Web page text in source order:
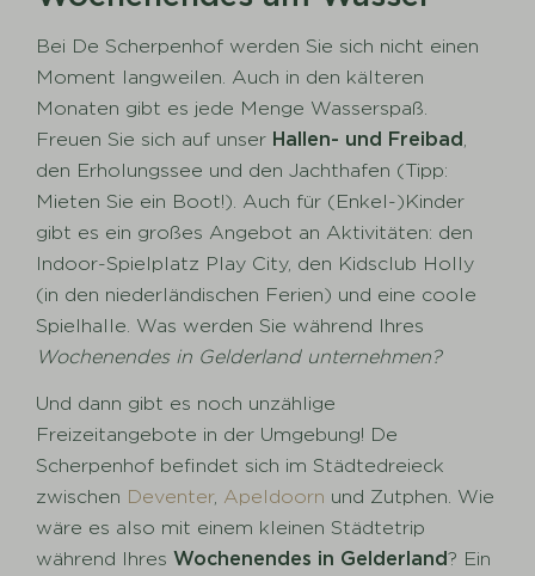
Bei De Scherpenhof werden Sie sich nicht einen
Moment langweilen. Auch in den kälteren
Monaten gibt es jede Menge Wasserspaß.
Freuen Sie sich auf unser Hallen- und Freibad,
den Erholungssee und den Jachthafen (Tipp:
Mieten Sie ein Boot!). Auch für (Enkel-)Kinder
gibt es ein großes Angebot an Aktivitäten: den
Indoor-Spielplatz Play City, den Kidsclub Holly
(in den niederländischen Ferien) und eine coole
Spielhalle. Was werden Sie während Ihres
Wochenendes in Gelderland unternehmen?
Und dann gibt es noch unzählige
Freizeitangebote in der Umgebung! De
Scherpenhof befindet sich im Städtedreieck
zwischen Deventer, Apeldoorn und Zutphen. Wie
wäre es also mit einem kleinen Städtetrip
während IhresWochenendes in Gelderland? Ein